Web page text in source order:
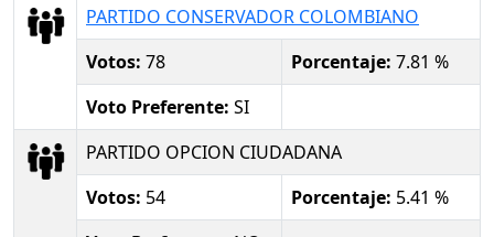
PARTIDO CONSERVADOR COLOMBIANO
Votos: 78 Porcentaje: 7.81 %
Voto Preferente: SI
PARTIDO OPCION CIUDADANA
Votos: 54 Porcentaje: 5.41 %